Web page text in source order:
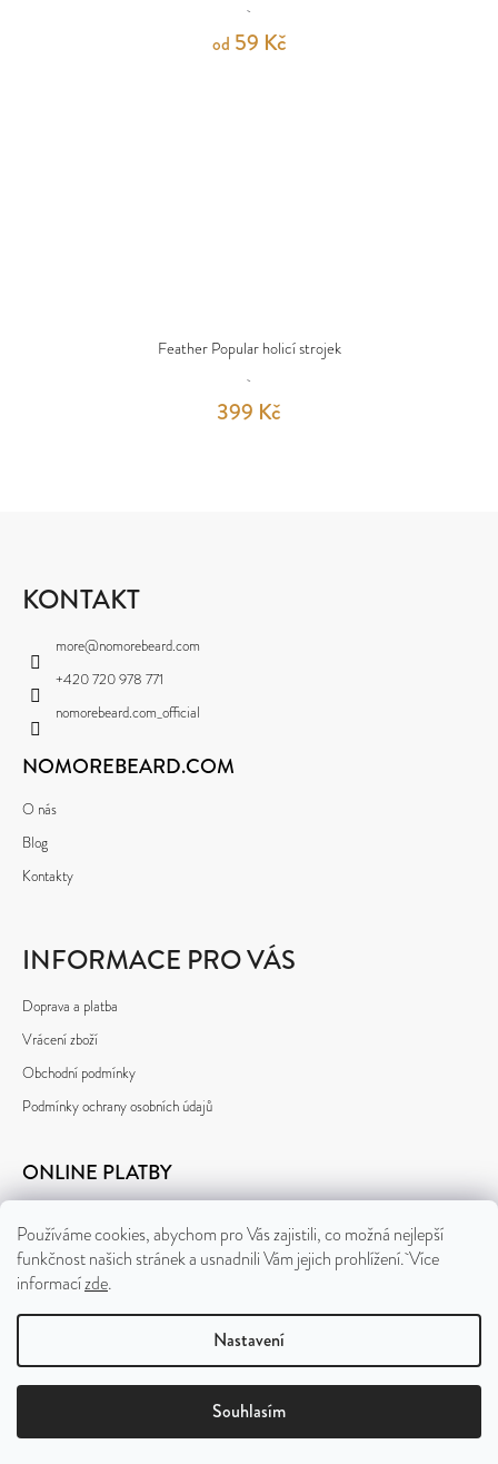
Používáme cookies, abychom pro Vás zajistili, co možná nejlepší
funkčnost našich stránek a usnadnili Vám jejich prohlížení. Více
informacízde.
Nastavení
Souhlasím
od 59 Kč
Feather Popular holicí strojek
399 Kč
KONTAKT
more@nomorebeard.com
+420 720 978 771
nomorebeard.com_official
NOMOREBEARD.COM
O nás
Blog
Kontakty
INFORMACE PRO VÁS
Doprava a platba
Vrácení zboží
Obchodní podmínky
Podmínky ochrany osobních údajů
ONLINE PLATBY
Vytvořil Shoptet
&